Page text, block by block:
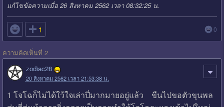
แก้ไขข้อความเมื่อ 26 สิงหาคม 2562 เวลา 08:32:25 น.
 1 0
ความคิดเห็นที่ 2
zodiac28
20 สิงหาคม 2562 เวลา 21:53:38 น.
1 โจโฉก็ไม่ได้ใว้ใจเล่าปี่มากมายอยู่แล้ว ขืนไปขอตัวขุนพล